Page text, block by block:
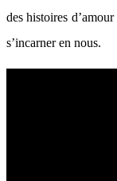
des histoires
s’incarner en nous.